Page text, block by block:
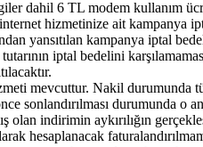
dahil 6 TL modem kullanım
hizmetinize ait kampanya
yansıtılan kampanya iptal
iptal bedelini
mevcuttur. Nakil durumunda
sonlandırılması durumunda o
olan indirimin aykırılığın
hesaplanacak